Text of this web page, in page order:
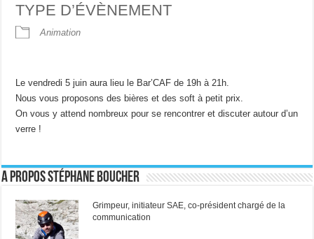
TYPE D’ÉVÈNEMENT
Animation
Le vendredi 5 juin aura lieu le Bar’CAF de 19h à 21h.
Nous vous proposons des bières et des soft à petit prix.
On vous y attend nombreux pour se rencontrer et discuter autour d’un
verre !
A propos Stéphane Boucher
Grimpeur, initiateur SAE, co-président chargé de la
communication